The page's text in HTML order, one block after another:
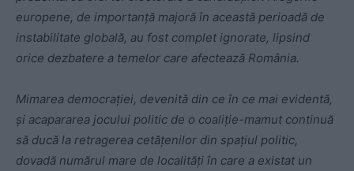
europene, de importanță majoră în această perioadă de
instabilitate globală, au fost complet ignorate, lipsind
orice dezbatere a temelor care afectează România.
Mimarea democrației, devenită din ce în ce mai evidentă,
și acapararea jocului politic de o coaliție-mamut continuă
să ducă la retragerea cetățenilor din spațiul politic,
dovadă numărul mare de localități în care a existat un